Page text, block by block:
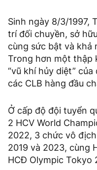
Sinh ngày 8/3/1997,
trí đối chuyền, sở
cùng sức bật và
Trong hơn một thập
“vũ khí hủy diệt”
các CLB hàng đầu
Ở cấp độ đội tuyển
2 HCV World
2022, 3 chức vô
2019 và 2023, cùng
HCĐ Olympic Tokyo